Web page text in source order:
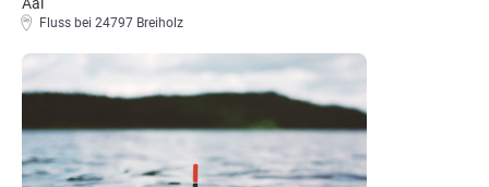
Fluss bei 24797 Breiholz